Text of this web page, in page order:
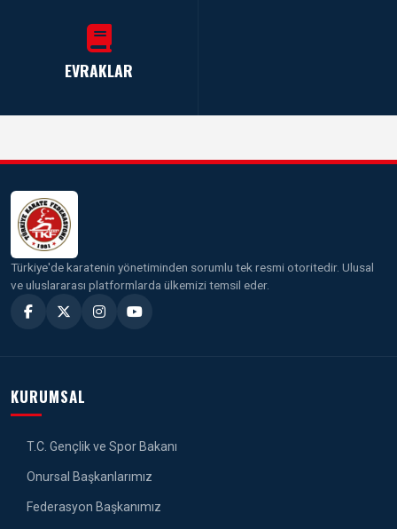
EVRAKLAR
Türkiye'de karatenin yönetiminden sorumlu tek resmi otoritedir. Ulusal
ve uluslararası platformlarda ülkemizi temsil eder.
KURUMSAL
T.C. Gençlik ve Spor Bakanı
Onursal Başkanlarımız
Federasyon Başkanımız